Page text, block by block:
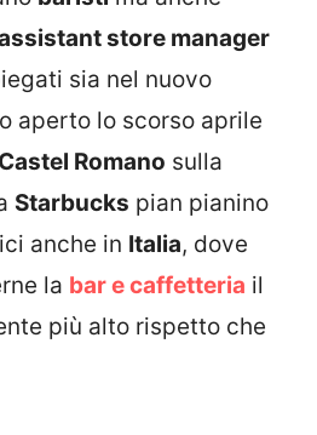
store manager
sia nel nuovo
aperto lo scorso aprile
Romano sulla
Starbucks pian pianino
anche in Italia, dove
la bar e caffetteria il
più alto rispetto che